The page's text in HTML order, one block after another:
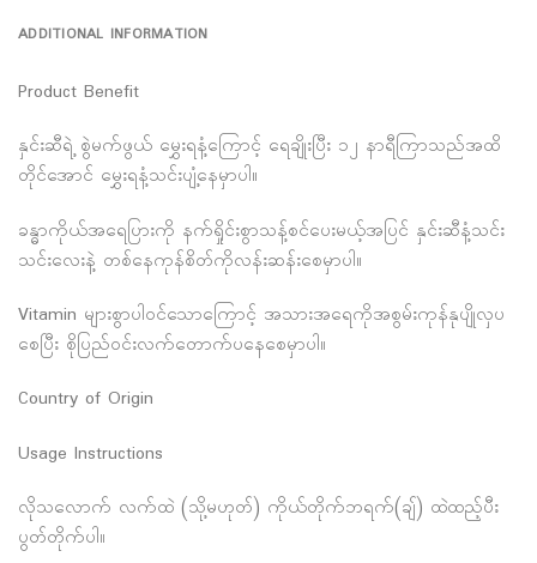
ADDITIONAL INFORMATION
Product Benefit
နှင်းဆီရဲ့ စွဲမက်ဖွယ် မွှေးရနံ့ကြောင့် ရေချိုးပြီး ၁၂ နာရီကြာသည်အထိ
တိုင်အောင် မွှေးရနံ့သင်းပျံ့နေမှာပါ။
ခန္ဓာကိုယ်အရေပြားကို နက်ရှိုင်းစွာသန့်စင်ပေးမယ့်အပြင် နှင်းဆီနံ့သင်း
သင်းလေးနဲ့ တစ်နေကုန်စိတ်ကိုလန်းဆန်းစေမှာပါ။
Vitamin များစွာပါဝင်သောကြောင့် အသားအရေကိုအစွမ်းကုန်နုပျိုလှပ
စေပြီး စိုပြည်၀င်းလက်တောက်ပနေစေမှာပါ။
Country of Origin
Usage Instructions
လိုသလောက် လက်ထဲ (သို့မဟုတ်) ကိုယ်တိုက်ဘရက်(ချ်) ထဲထည့်ပီး
ပွတ်တိုက်ပါ။